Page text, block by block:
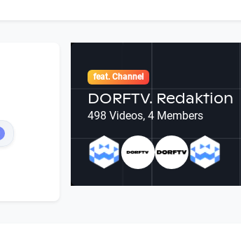
feat. Channel
DORFTV. Redaktion
498 Videos, 4 Members